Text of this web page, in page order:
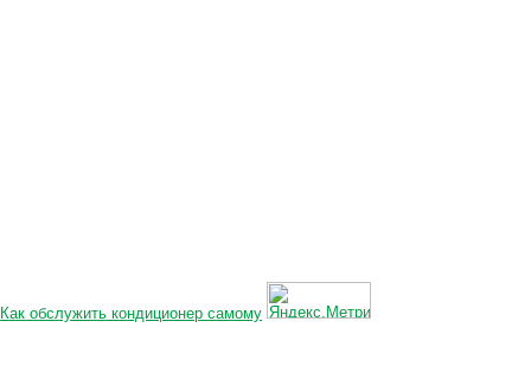
Как обслужить кондиционер самому